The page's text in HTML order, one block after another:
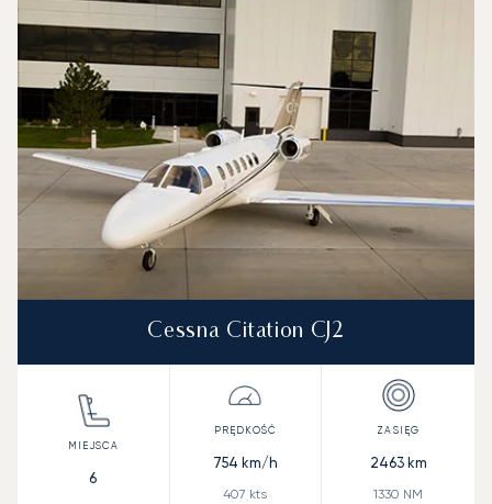
Cessna Citation CJ2
6
754 km/h
407 kts
2463km
1330 NM